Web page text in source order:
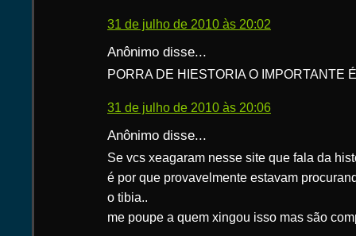
31 de julho de 2010 às 20:02
Anônimo disse...
PORRA DE HIESTORIA O IMPORTANTE
31 de julho de 2010 às 20:06
Anônimo disse...
Se vcs xeagaram nesse site que fala da
é por que provavelmente estavam
o tibia..
me poupe a quem xingou isso mas são